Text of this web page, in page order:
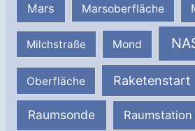
Mars Marsoberfläche
Milchstraße Mond
Oberfläche Raketenstart
Raumsonde Raumstation